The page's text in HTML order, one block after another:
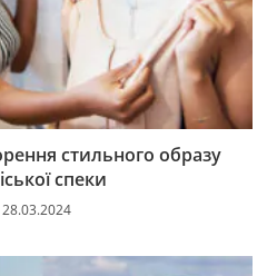
стильного образу
спеки
28.03.2024